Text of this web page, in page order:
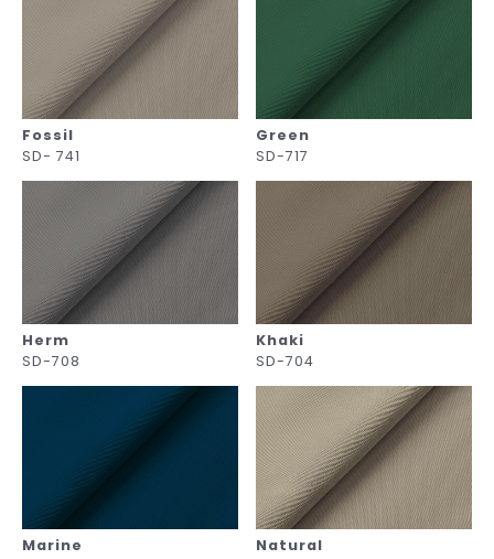
Fossil
SD- 741
Green
SD-717
Herm
SD-708
Khaki
SD-704
Marine
Natural